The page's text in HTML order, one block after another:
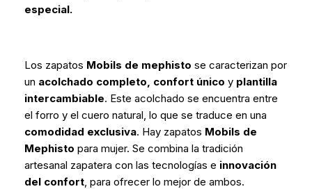
especial.
Los zapatos Mobils de mephisto se caracterizan por
un acolchado completo, confort único y plantilla
intercambiable. Este acolchado se encuentra entre
el forro y el cuero natural, lo que se traduce en una
comodidad exclusiva. Hay zapatos Mobils de
Mephisto para mujer. Se combina la tradición
artesanal zapatera con las tecnologías e innovación
del confort, para ofrecer lo mejor de ambos.